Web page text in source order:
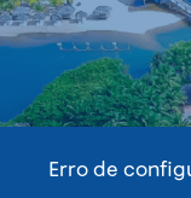
Erro de